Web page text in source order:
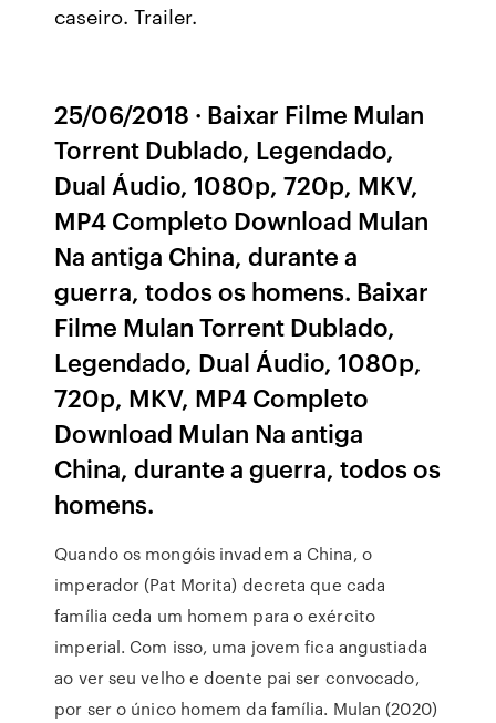
caseiro. Trailer.
25/06/2018 · Baixar Filme Mulan
Torrent Dublado, Legendado,
Dual Áudio, 1080p, 720p, MKV,
MP4 Completo Download Mulan
Na antiga China, durante a
guerra, todos os homens. Baixar
Filme Mulan Torrent Dublado,
Legendado, Dual Áudio, 1080p,
720p, MKV, MP4 Completo
Download Mulan Na antiga
China, durante a guerra, todos os
homens.
Quando os mongóis invadem a China, o
imperador (Pat Morita) decreta que cada
família ceda um homem para o exército
imperial. Com isso, uma jovem fica angustiada
ao ver seu velho e doente pai ser convocado,
por ser o único homem da família. ️Mulan (2020)